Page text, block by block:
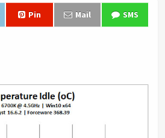
Pin Mail SMS